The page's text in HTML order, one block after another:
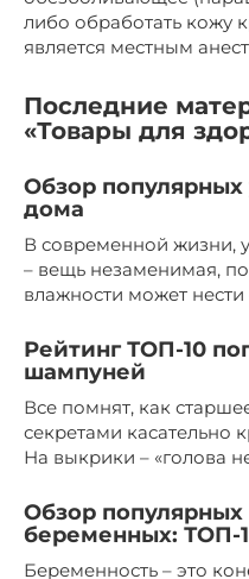
либо обработать кожу
является местным
Последние
«Товары для
Обзор
дома
В современной жизни,
– вещь незаменимая,
влажности может
Рейтинг ТОП-10
шампуней
Все помнят, как
секретами касательно
На выкрики – «голова
Обзор
беременных: ТОП-
Беременность – это